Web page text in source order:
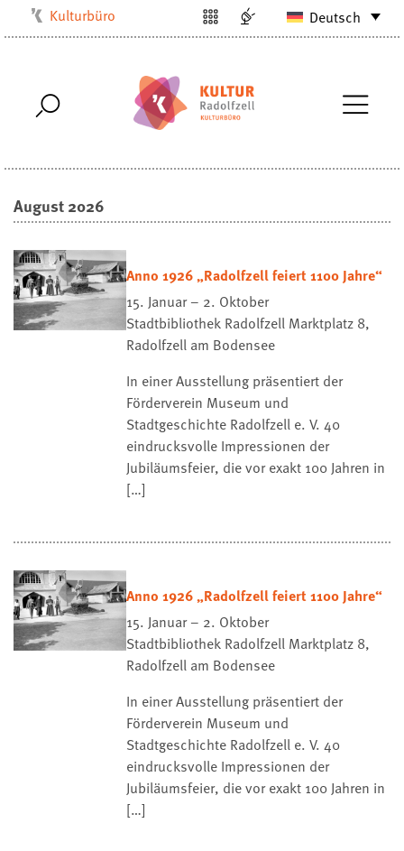
Kulturbüro
Stadtarchiv
Stadtbibliothek
Villa Bosch
Deutsch
August 2026
Anno 1926 „Radolfzell feiert 1100 Jahre“
15. Januar – 2. Oktober
Stadtbibliothek Radolfzell Marktplatz 8,
Radolfzell am Bodensee
In einer Ausstellung präsentiert der
Förderverein Museum und
Stadtgeschichte Radolfzell e. V. 40
eindrucksvolle Impressionen der
Jubiläumsfeier, die vor exakt 100 Jahren in
[…]
Anno 1926 „Radolfzell feiert 1100 Jahre“
15. Januar – 2. Oktober
Stadtbibliothek Radolfzell Marktplatz 8,
Radolfzell am Bodensee
In einer Ausstellung präsentiert der
Förderverein Museum und
Stadtgeschichte Radolfzell e. V. 40
eindrucksvolle Impressionen der
Jubiläumsfeier, die vor exakt 100 Jahren in
[…]